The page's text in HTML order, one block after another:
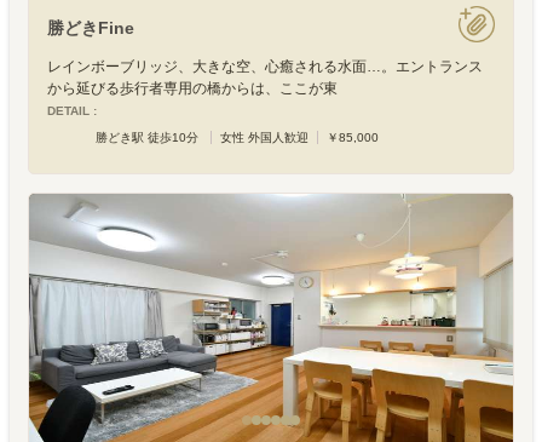
勝どきFine
レインボーブリッジ、大きな空、心癒される水面…。エントランス
から延びる歩行者専用の橋からは、ここが東
DETAIL :
勝どき駅 徒歩10分
女性 外国人歓迎 ￥85,000